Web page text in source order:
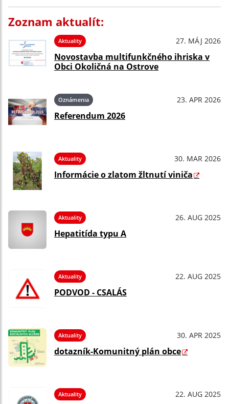
Zoznam aktualít:
Aktuality 27. MÁJ 2026
Novostavba multifunkčného ihriska v
Obci Okoličná na Ostrove
Oznámenia 23. APR 2026
Referendum 2026
Aktuality 30. MAR 2026
Informácie o zlatom žltnutí viniča
Aktuality 26. AUG 2025
Hepatitída typu A
Aktuality 22. AUG 2025
PODVOD - CSALÁS
Aktuality 30. APR 2025
dotazník-Komunitný plán obce
Aktuality 22. AUG 2025